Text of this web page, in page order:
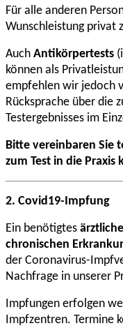
Für alle anderen
Wunschleistung privat
Auch Antikörpertests
können als
empfehlen wir jedoch
Rücksprache über die
Testergebnisses im
Bitte vereinbaren Sie
zum Test in die Praxis
2. Covid19-Impfung
Ein benötigtes
chronischen
der Coronavirus-
Nachfrage in unserer
Impfungen erfolgen
Impfzentren. Termine